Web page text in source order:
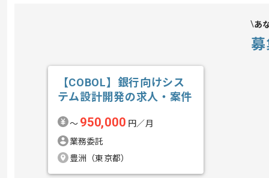
あ
【COBOL】銀行向けシス
テム設計開発の求人・案件
〜 950,000 円／月
業務委託
豊洲（東京都）